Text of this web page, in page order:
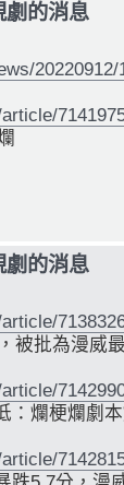
劇的消息
劇的消息
被批為漫威
：爛梗爛劇